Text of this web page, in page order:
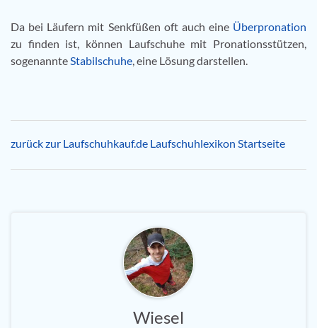
Da bei Läufern mit Senkfüßen oft auch eine Überpronation
zu finden ist, können Laufschuhe mit Pronationsstützen,
sogenannteStabilschuhe, eine Lösung darstellen.
zurück zur Laufschuhkauf.de Laufschuhlexikon Startseite
Wiesel